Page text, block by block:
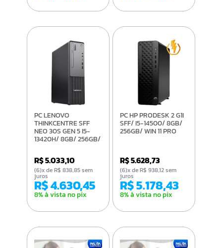
PC LENOVO
THINKCENTRE SFF
NEO 30S GEN 5 I5-
13420H/ 8GB/ 256GB/
R$ 5.033,10
R$ 4.630,45
8% à vista no pix
(6)x de R$ 838,85 sem
juros
PC HP PRODESK 2 G1I
SFF/ I5-14500/ 8GB/
256GB/ WIN 11 PRO
R$ 5.628,73
R$ 5.178,43
8% à vista no pix
(6)x de R$ 938,12 sem
juros